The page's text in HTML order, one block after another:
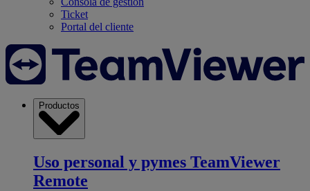
Ticket
Portal del cliente
Productos
Uso personal y pymes TeamViewer
Remote